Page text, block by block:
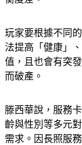
玩家要根據不同
法提高「健康」
值，且也會有突
而破產。
滕西華說，服務
齡與性別等多元
需求。因長照服